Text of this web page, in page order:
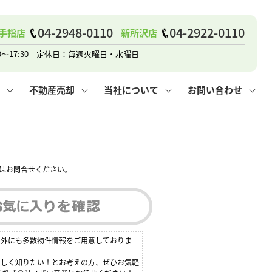
指店 04-2948-0110 新所沢店 04-2922-0110
17:30 定休日：毎週火曜日・水曜日
無料賃料査定
その他の問合せ
建て
不動産売却
費用
当社について
情報保護方針
お問い合わせ
問合せください。
にも多数物件情報をご用意しておりま
く知りたい！とお考えの方、ぜひお気軽